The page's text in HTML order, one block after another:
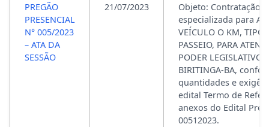
PREGÃO
PRESENCIAL
N° 005/2023
– ATA DA
SESSÃO
21/07/2023
Objeto: Contratação
especializada para
VEÍCULO O KM, TIPO
PASSEIO, PARA
PODER
BIRITINGA-BA,
quantidades e
edital Termo de
anexos do Edital
00512023.